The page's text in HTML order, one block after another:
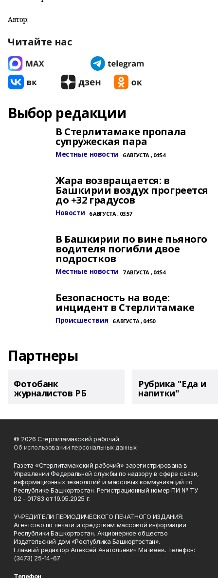
Автор:
Читайте нас
Выбор редакции
В Стерлитамаке пропала
супружеская пара
Местные новости 6 АВГУСТА , 04:54
Жара возвращается: в
Башкирии воздух прогреется
до +32 градусов
Новости 6 АВГУСТА , 03:57
В Башкирии по вине пьяного
водителя погибли двое
подростков
Местные новости 7 АВГУСТА , 04:54
Безопасность на воде:
инцидент в Стерлитамаке
Происшествия 6 АВГУСТА , 04:50
Партнеры
Фотобанк
журналистов РБ
Рубрика "Еда и
напитки"
© 2026 Стерлитамакский рабочий
Об использовании персональных данных
Газета «Стерлитамакский рабочий» зарегистрирована в
Управлении Федеральной службы по надзору в сфере связи,
информационных технологий и массовых коммуникаций по
Республике Башкортостан. Регистрационный номер ПИ № ТУ
02 - 01783 от 19.05.2025 г.
УЧРЕДИТЕЛИ ПЕРИОДИЧЕСКОГО ПЕЧАТНОГО ИЗДАНИЯ:
Агентство по печати и средствам массовой информации
Республики Башкортостан, Акционерное общество
Издательский дом «Республика Башкортостан».
Главный редактор Алексей Анатольевич Матвеев. Телефон:
(3473) 25-14-67.
Телефон